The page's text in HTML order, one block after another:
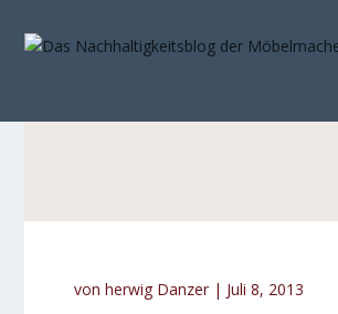
vonherwig Danzer | Juli 8, 2013